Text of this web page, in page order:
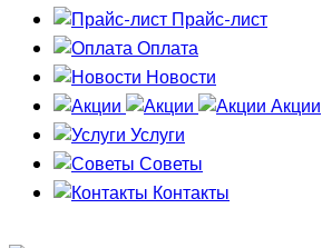
Прайс-лист
Оплата
Новости
Акции
Услуги
Советы
Контакты